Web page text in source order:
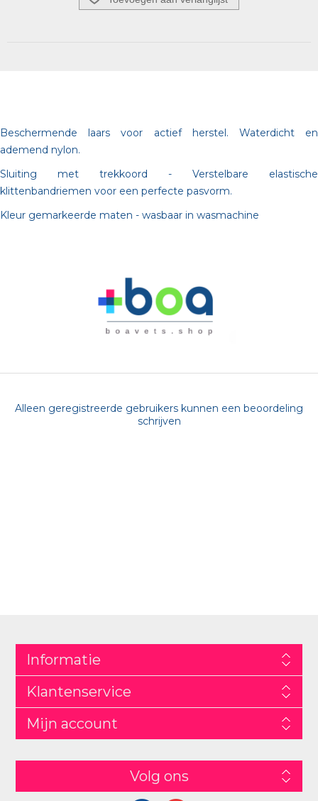
Beschermende laars voor actief herstel. Waterdicht en
ademend nylon.
Sluiting met trekkoord - Verstelbare elastische
klittenbandriemen voor een perfecte pasvorm.
Kleur gemarkeerde maten - wasbaar in wasmachine
Alleen geregistreerde gebruikers kunnen een beoordeling
schrijven
Informatie
Klantenservice
Mijn account
Volg ons